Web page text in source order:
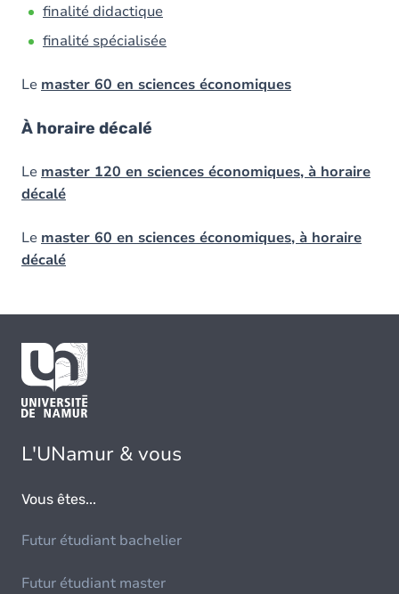
finalité didactique
finalité spécialisée
Le master 60 en sciences économiques
À horaire décalé
Le master 120 en sciences économiques, à horaire
décalé
Le master 60 en sciences économiques, à horaire
décalé
L'UNamur & vous
Vous êtes...
Futur étudiant bachelier
Futur étudiant master